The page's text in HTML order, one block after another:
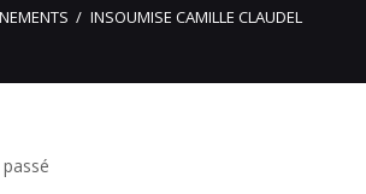
INSOUMISE CAMILLE CLAUDEL